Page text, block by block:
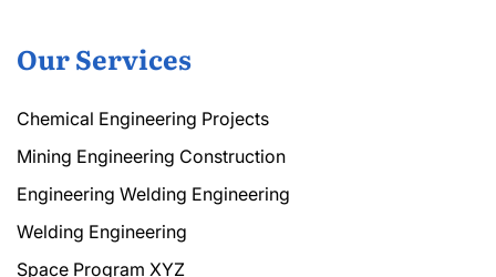
Our Services
Chemical Engineering Projects
Mining Engineering Construction
Engineering Welding Engineering
Welding Engineering
Space Program XYZ